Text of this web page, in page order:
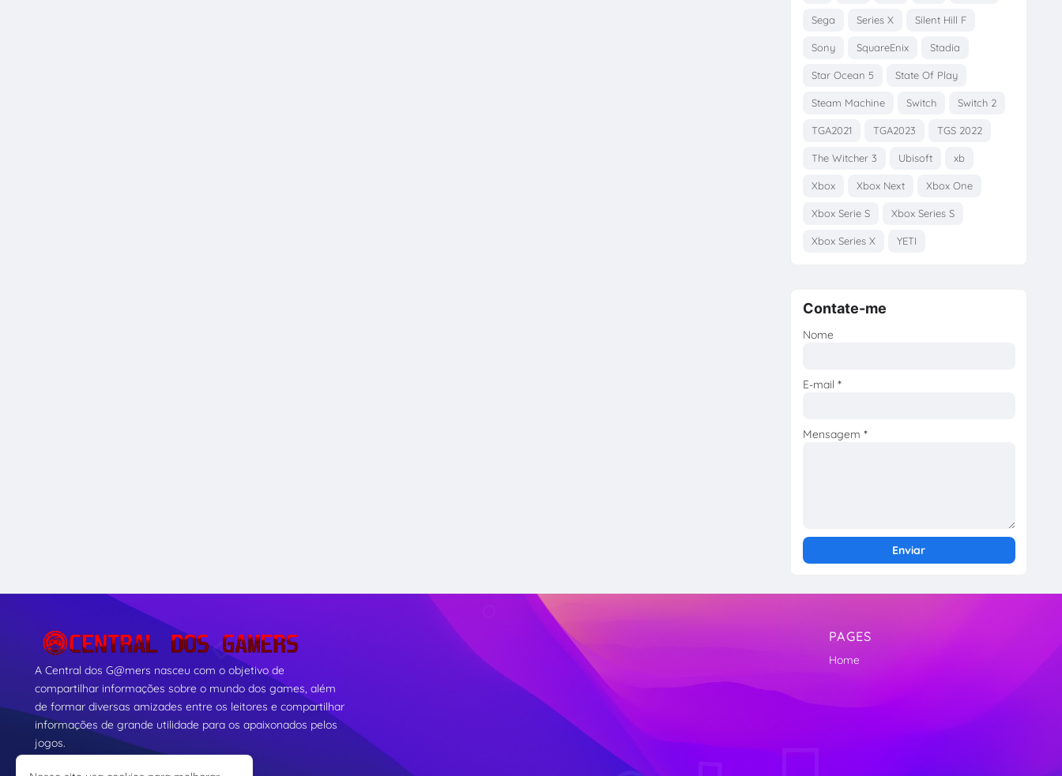
Sega Series X Silent Hill F
Sony SquareEnix Stadia
Star Ocean 5 State Of Play
Steam Machine Switch Switch 2
TGA2021 TGA2023 TGS 2022
The Witcher 3 Ubisoft xb
Xbox Xbox Next Xbox One
Xbox Serie S Xbox Series S
Xbox Series X YETI
Contate-me
Nome
E-mail *
Mensagem *
A Central dos G@mers nasceu com o objetivo de
compartilhar informações sobre o mundo dos games, além
de formar diversas amizades entre os leitores e compartilhar
informações de grande utilidade para os apaixonados pelos
jogos.
PAGES
Home